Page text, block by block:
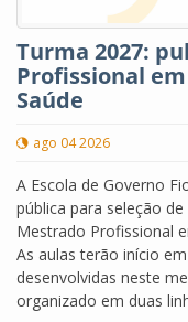
Turma 2027:
Profissional
Saúde
ago 04 2026
A Escola de Governo
pública para seleção
Mestrado Profissional
As aulas terão início
desenvolvidas neste
organizado em duas